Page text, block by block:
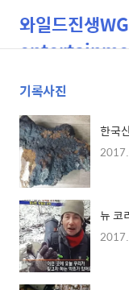
와일드진생
기록사진
한국
뉴 코